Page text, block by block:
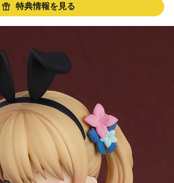
特典情報を見る